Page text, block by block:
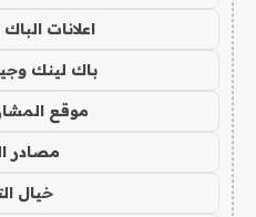
اعلانات الباك
باك لينك
موقع
مصادر
خيال